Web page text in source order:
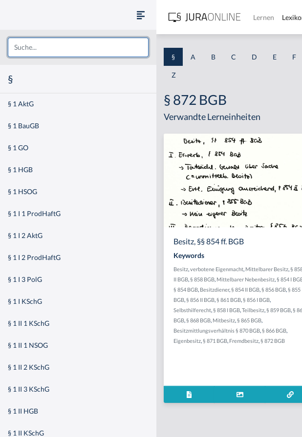
§
§ 1 AktG
§ 1 BauGB
§ 1 GO
§ 1 HGB
§ 1 HSOG
§ 1 I 1 ProdHaftG
§ 1 I 2 AktG
§ 1 I 2 ProdHaftG
§ 1 I 3 PolG
§ 1 I KSchG
§ 1 II 1 KSchG
§ 1 II 1 NSOG
§ 1 II 2 KSchG
§ 1 II 3 KSchG
§ 1 II HGB
§ 1 II KSchG
Lernen
§ A B C D E F
Z
§ 872 BGB
Verwandte Lerneinheiten
Besitz, §§ 854 ff. BGB
Keywords
Besitz,verbotene Eigenmacht, Mittelbarer Besitz,§
II BGB,§ 858 BGB, Mittelbarer Nebenbesitz,§ 854 I
§ 854 BGB, Besitzdiener,§ 854 II BGB,§ 856 BGB,§ 855
BGB,§ 856 II BGB,§ 861 BGB,§ 856 I BGB,
Selbsthilferecht,§ 858 I BGB,Teilbesitz,§ 859 BGB,§
BGB,§ 868 BGB, Mitbesitz,§ 865 BGB,
Besitzmittlungsverhältnis § 870 BGB,§ 866 BGB,
Eigenbesitz,§ 871 BGB, Fremdbesitz,§ 872 BGB